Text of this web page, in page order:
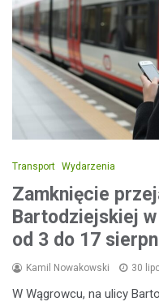
Transport Wydarzenia
Zamknięcie
Bartodziejskiej
od 3 do 17
Kamil Nowakowski 30
W Wągrowcu, na ulicy